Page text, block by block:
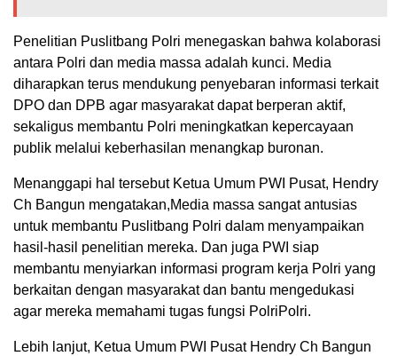
Penelitian Puslitbang Polri menegaskan bahwa kolaborasi
antara Polri dan media massa adalah kunci. Media
diharapkan terus mendukung penyebaran informasi terkait
DPO dan DPB agar masyarakat dapat berperan aktif,
sekaligus membantu Polri meningkatkan kepercayaan
publik melalui keberhasilan menangkap buronan.
Menanggapi hal tersebut Ketua Umum PWI Pusat, Hendry
Ch Bangun mengatakan,Media massa sangat antusias
untuk membantu Puslitbang Polri dalam menyampaikan
hasil-hasil penelitian mereka. Dan juga PWI siap
membantu menyiarkan informasi program kerja Polri yang
berkaitan dengan masyarakat dan bantu mengedukasi
agar mereka memahami tugas fungsi PolriPolri.
Lebih lanjut, Ketua Umum PWI Pusat Hendry Ch Bangun